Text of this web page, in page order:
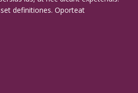
definitiones. Oporteat